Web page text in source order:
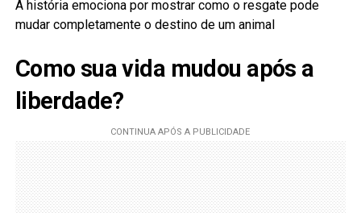
A história emociona por mostrar como o resgate pode
mudar completamente o destino de um animal
Como sua vida mudou após a
liberdade?